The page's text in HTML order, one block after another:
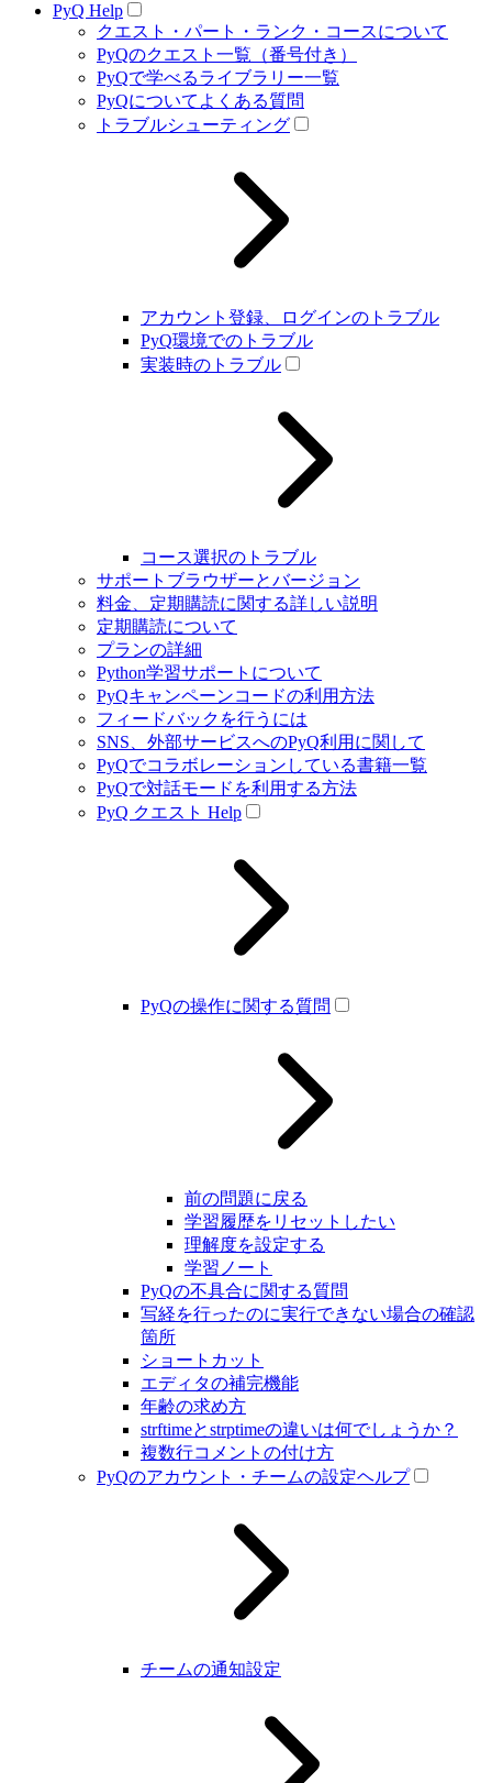
PyQ Help
クエスト・パート・ランク・コースについて
PyQのクエスト一覧（番号付き）
PyQで学べるライブラリー一覧
PyQについてよくある質問
トラブルシューティング
アカウント登録、ログインのトラブル
PyQ環境でのトラブル
実装時のトラブル
コース選択のトラブル
サポートブラウザーとバージョン
料金、定期購読に関する詳しい説明
定期購読について
プランの詳細
Python学習サポートについて
PyQキャンペーンコードの利用方法
フィードバックを行うには
SNS、外部サービスへのPyQ利用に関して
PyQでコラボレーションしている書籍一覧
PyQで対話モードを利用する方法
PyQ クエスト Help
PyQの操作に関する質問
前の問題に戻る
学習履歴をリセットしたい
理解度を設定する
学習ノート
PyQの不具合に関する質問
写経を行ったのに実行できない場合の確認
箇所
ショートカット
エディタの補完機能
年齢の求め方
strftimeとstrptimeの違いは何でしょうか？
複数行コメントの付け方
PyQのアカウント・チームの設定ヘルプ
チームの通知設定